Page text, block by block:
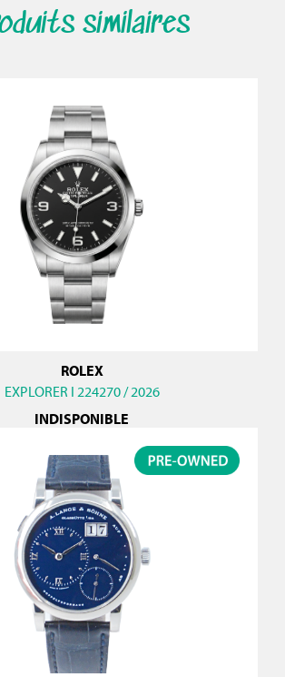
similaires
ROLEX
EXPLORER I 224270 / 2026
INDISPONIBLE